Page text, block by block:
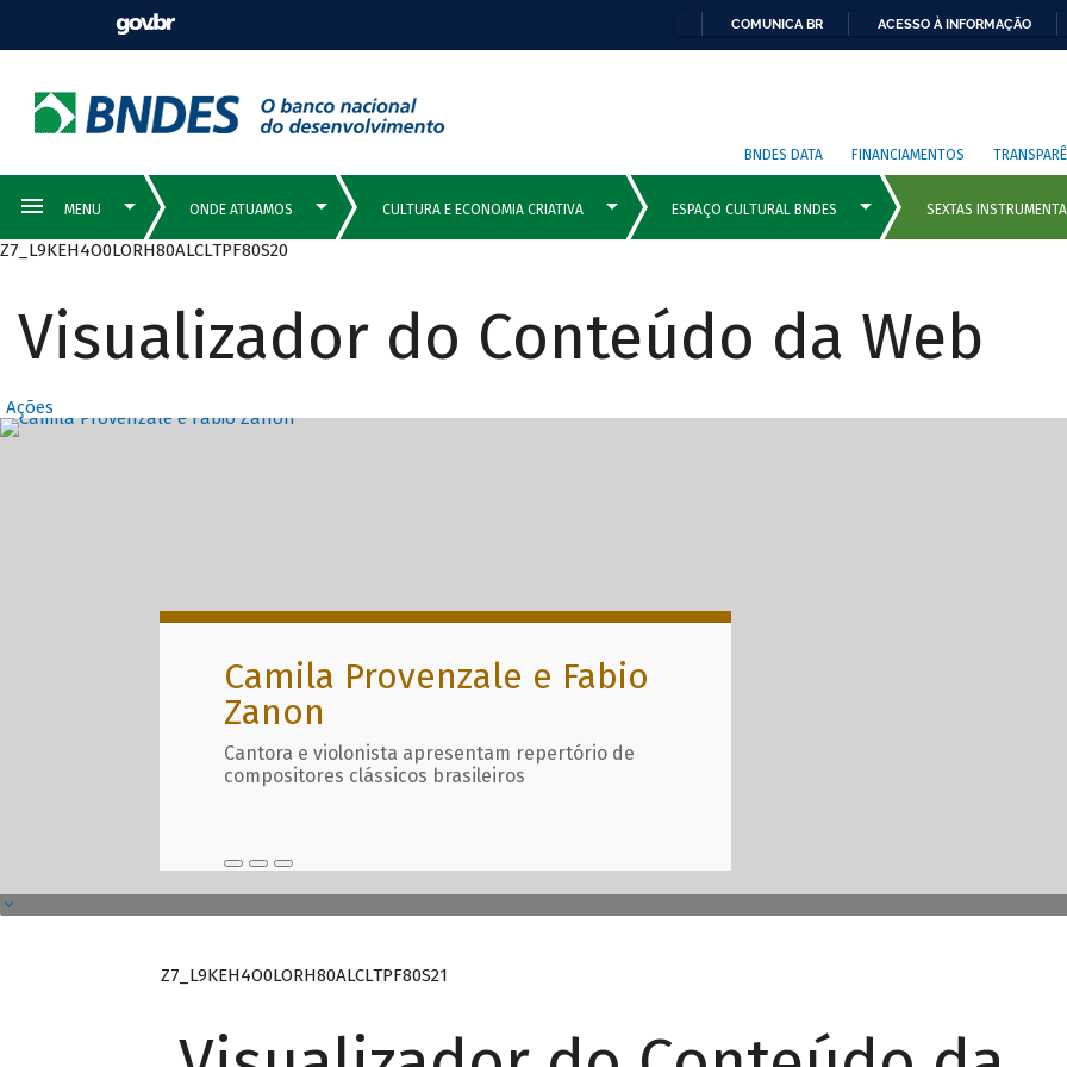
COMUNICA BR ACESSO À INFORMAÇÃO
BNDES DATA FINANCIAMENTOS
Z7_L9KEH4O0LORH80ALCLTPF80S20
Visualizador do Conteúdo da Web
Ações
Destaques Principais com
Camila Provenzale e Fabio
Zanon
Cantora e violonista apresentam repertório de
compositores clássicos brasileiros
Z7_L9KEH4O0LORH80ALCLTPF80S21